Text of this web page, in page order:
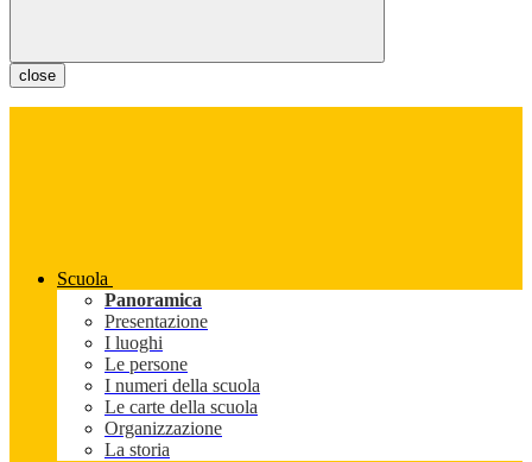
close
Scuola
Panoramica
Presentazione
I luoghi
Le persone
I numeri della scuola
Le carte della scuola
Organizzazione
La storia